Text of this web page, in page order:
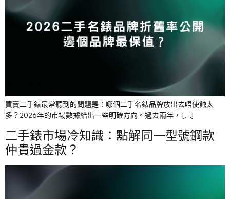
買賣二手錶最常聽到的問題是：哪個二手名錶品牌放出去唔使蝕太
多？2026年的市場數據給出一些明確方向。過去兩年， […]
二手錶市場冷知識：點解同一型號鋼款
仲貴過金款？